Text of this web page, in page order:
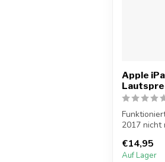
Apple
2017 nicht
€14,95
Auf Lager